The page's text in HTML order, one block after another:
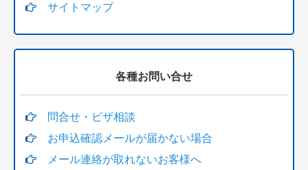
18歳未満の追加料金
移民局へ支払うビザ申請料金クレジットカード決済
サイトマップ
各種お問い合せ
問合せ・ビザ相談
お申込確認メールが届かない場合
メール連絡が取れないお客様へ